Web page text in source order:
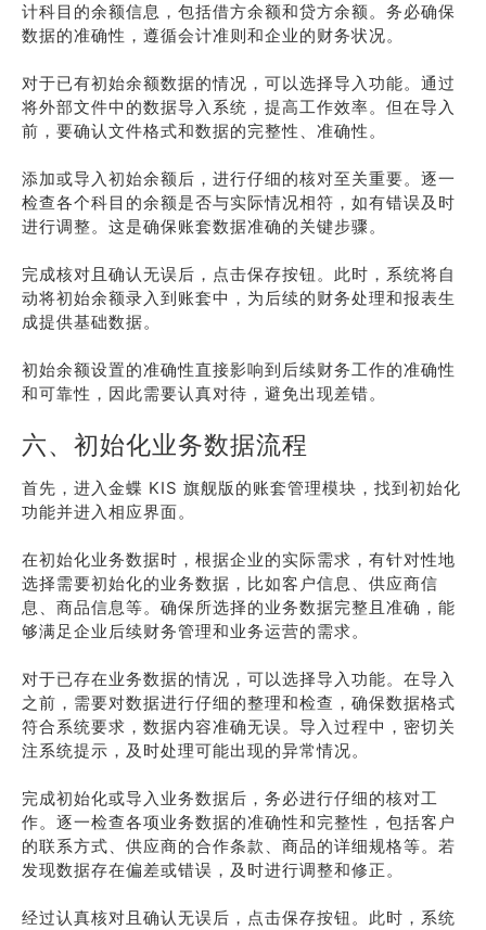
计科目的余额信息，包括借方余额和贷方余额。务必确保
数据的准确性，遵循会计准则和企业的财务状况。
对于已有初始余额数据的情况，可以选择导入功能。通过
将外部文件中的数据导入系统，提高工作效率。但在导入
前，要确认文件格式和数据的完整性、准确性。
添加或导入初始余额后，进行仔细的核对至关重要。逐一
检查各个科目的余额是否与实际情况相符，如有错误及时
进行调整。这是确保账套数据准确的关键步骤。
完成核对且确认无误后，点击保存按钮。此时，系统将自
动将初始余额录入到账套中，为后续的财务处理和报表生
成提供基础数据。
初始余额设置的准确性直接影响到后续财务工作的准确性
和可靠性，因此需要认真对待，避免出现差错。
六、初始化业务数据流程
首先，进入金蝶 KIS 旗舰版的账套管理模块，找到初始化
功能并进入相应界面。
在初始化业务数据时，根据企业的实际需求，有针对性地
选择需要初始化的业务数据，比如客户信息、供应商信
息、商品信息等。确保所选择的业务数据完整且准确，能
够满足企业后续财务管理和业务运营的需求。
对于已存在业务数据的情况，可以选择导入功能。在导入
之前，需要对数据进行仔细的整理和检查，确保数据格式
符合系统要求，数据内容准确无误。导入过程中，密切关
注系统提示，及时处理可能出现的异常情况。
完成初始化或导入业务数据后，务必进行仔细的核对工
作。逐一检查各项业务数据的准确性和完整性，包括客户
的联系方式、供应商的合作条款、商品的详细规格等。若
发现数据存在偏差或错误，及时进行调整和修正。
经过认真核对且确认无误后，点击保存按钮。此时，系统